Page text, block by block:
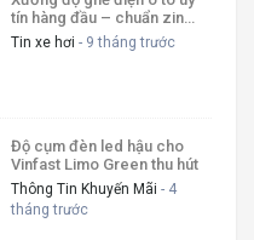
tín hàng đầu – chuẩn zin
từng chi tiết
Tin xe hơi - 9 tháng trước
Độ cụm đèn led hậu cho
Vinfast Limo Green thu hút
Thông Tin Khuyến Mãi - 4
tháng trước